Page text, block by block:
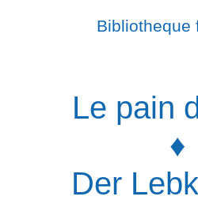
Bibliotheque
Le pain
♦
Der